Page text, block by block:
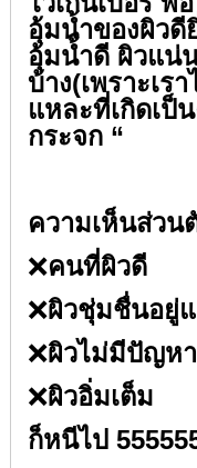
อุ้มน้ำของผิว
อุ้มน้ำดี ผิวแน่
บ้าง(เพราะเ
แหละที่เกิดเป็
กระจก “⁣⁣
ความเห็นส่วน
❌คนที่ผิวดี⁣⁣
❌ผิวชุ่มชื่นอยู่
❌ผิวไม่มีปัญหา⁣⁣
❌ผิวอิ่มเต็ม⁣⁣
ก็หนีไป